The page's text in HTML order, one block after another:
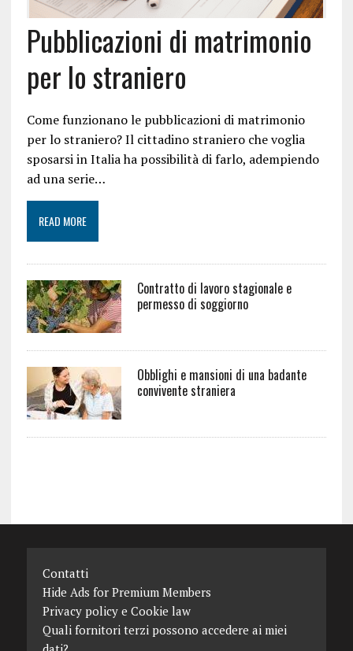
Pubblicazioni di matrimonio
per lo straniero
Come funzionano le pubblicazioni di matrimonio
per lo straniero? Il cittadino straniero che voglia
sposarsi in Italia ha possibilità di farlo, adempiendo
ad una serie…
READ MORE
Contratto di lavoro stagionale e
permesso di soggiorno
Obblighi e mansioni di una badante
convivente straniera
Contatti
Hide Ads for Premium Members
Privacy policy e Cookie law
Quali fornitori terzi possono accedere ai miei